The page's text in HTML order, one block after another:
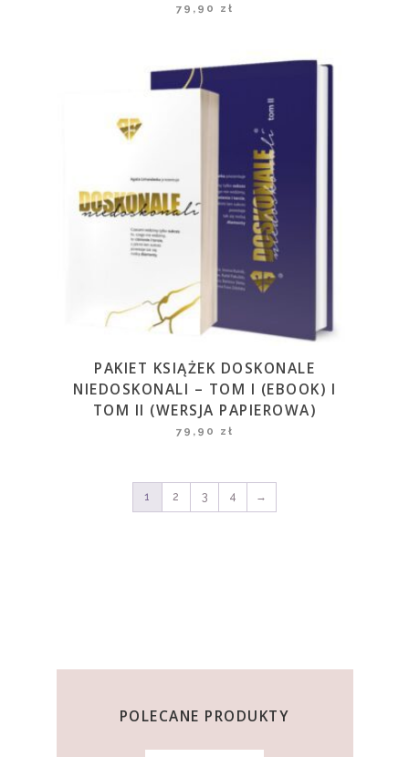
79,90 zł
PAKIET KSIĄŻEK DOSKONALE
NIEDOSKONALI – TOM I (EBOOK) I
TOM II (WERSJA PAPIEROWA)
79,90 zł
1 2 3 4 →
POLECANE PRODUKTY